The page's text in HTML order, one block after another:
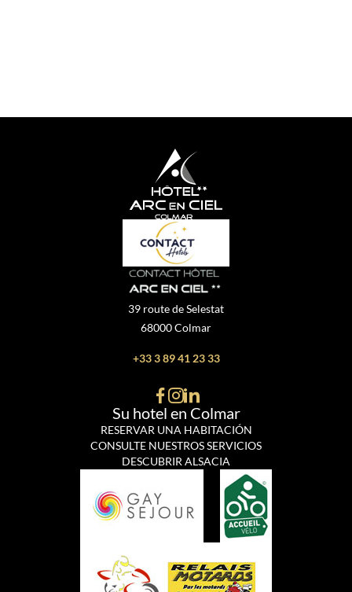
Su hotel en Colmar
RESERVAR UNA HABITACIÓN
CONSULTE NUESTROS SERVICIOS
DESCUBRIR ALSACIA
39 route de Selestat
68000 Colmar
+33 3 89 41 23 33